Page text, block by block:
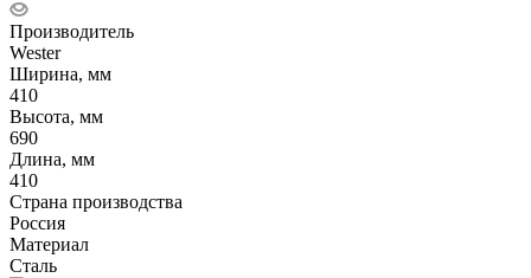
Производитель
Wester
Ширина, мм
410
Высота, мм
690
Длина, мм
410
Страна производства
Россия
Материал
Сталь